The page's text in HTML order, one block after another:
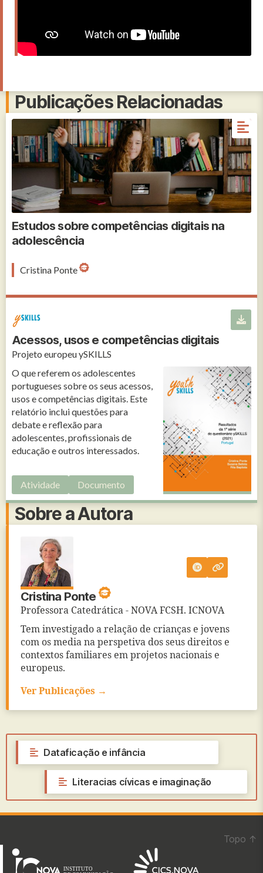
Publicações Relacionadas
Estudos sobre competências digitais na
adolescência
Cristina Ponte
Acessos, usos e competências digitais
Projeto europeu ySKILLS
O que referem os adolescentes
portugueses sobre os seus acessos,
usos e competências digitais. Este
relatório inclui questões para
debate e reflexão para
adolescentes, profissionais de
educação e outros interessados.
Atividade Documento
Sobre a Autora
Cristina Ponte
Professora Catedrática - NOVA FCSH. ICNOVA
Tem investigado a relação de crianças e jovens
com os media na perspetiva dos seus direitos e
contextos familiares em projetos nacionais e
europeus.
Ver Publicações →
Dataficação e infância
Literacias cívicas e imaginação
Topo ↑